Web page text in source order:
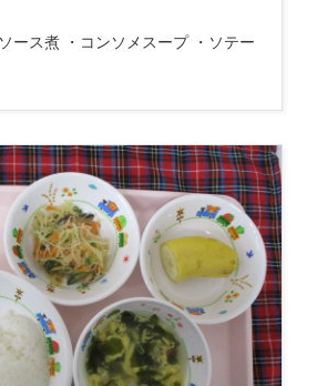
ース煮 ・コンソメスープ ・ソテー